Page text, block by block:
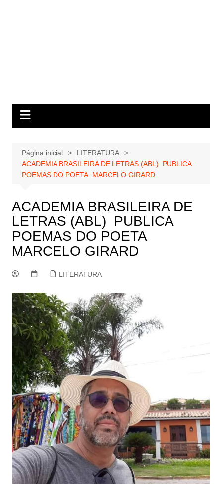
Página inicial
LITERATURA
ACADEMIA BRASILEIRA DE LETRAS (ABL) PUBLICA
POEMAS DO POETA MARCELO GIRARD
ACADEMIA BRASILEIRA DE
LETRAS (ABL) PUBLICA
POEMAS DO POETA
MARCELO GIRARD
LITERATURA